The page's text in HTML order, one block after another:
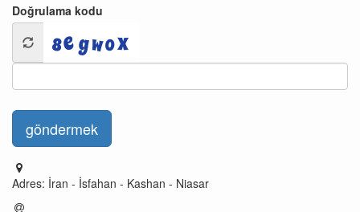
Doğrulama kodu
göndermek
Adres: İran - İsfahan - Kashan - Niasar